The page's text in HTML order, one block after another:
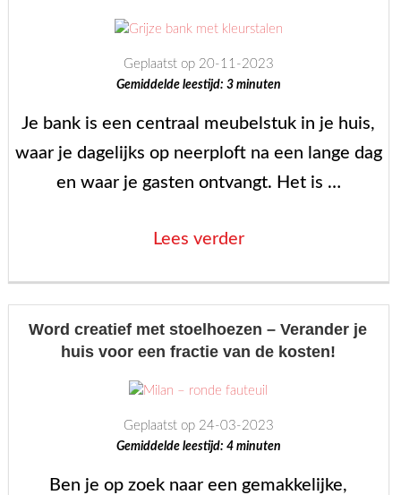
milieuvriendelijk
Geplaatst op 20-11-2023
Gemiddelde leestijd: 3 minuten
Je bank is een centraal meubelstuk in je huis,
waar je dagelijks op neerploft na een lange dag
en waar je gasten ontvangt. Het is …
Lees verder“Een
Je
bank
opnieuw
Word creatief met stoelhoezen – Verander je
huis voor een fractie van de kosten!
Geplaatst op 24-03-2023
Gemiddelde leestijd: 4 minuten
Ben je op zoek naar een gemakkelijke,